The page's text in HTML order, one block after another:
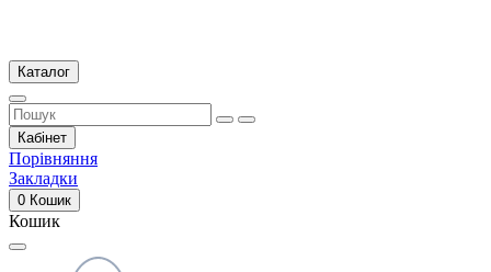
Каталог
Кабінет
Порівняння
Закладки
0 Кошик
Кошик